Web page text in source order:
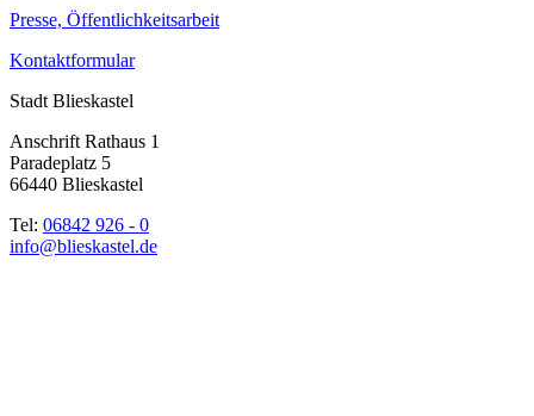
Presse, Öffentlichkeitsarbeit
Kontaktformular
Stadt Blieskastel
Anschrift Rathaus 1
Paradeplatz 5
66440 Blieskastel
Tel: 06842 926 - 0
info@blieskastel.de